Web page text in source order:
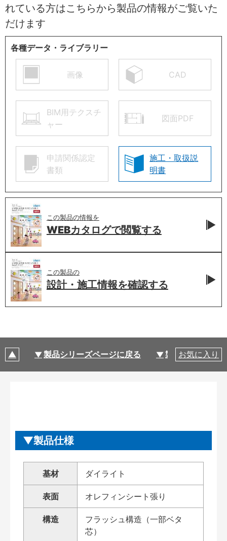
れている方はこちらから製品の情報がご覧いた
だけます
各種データ・ライブラリー
画像 CAD
BIM用テクスチ
ャー
図面PDF
申請関係認定
書類
施工・取扱説
明書
この製品の情報を
WEBカタログで閲覧する
この製品の
設計・施工情報を確認する
製品シリーズページに戻る 製品仕様
お気に入り
製品仕様
基材 ダイライト
表面 オレフィンシート張り
構造
フラッシュ構造（一部ベタ
芯）